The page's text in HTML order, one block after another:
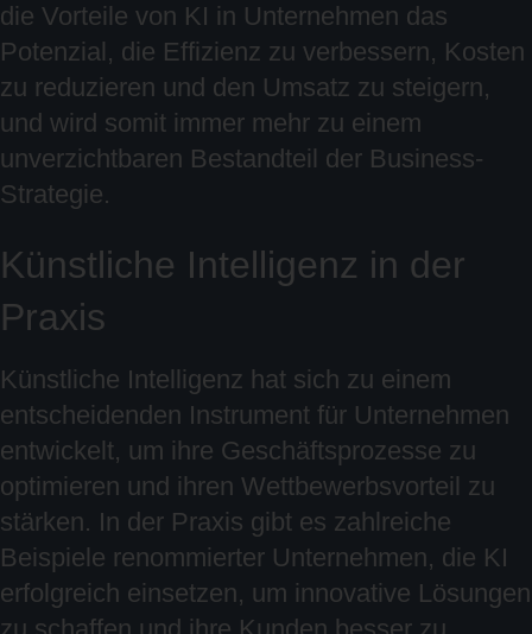
die Vorteile von KI in Unternehmen das
Potenzial, die Effizienz zu verbessern, Kosten
zu reduzieren und den Umsatz zu steigern,
und wird somit immer mehr zu einem
unverzichtbaren Bestandteil der Business-
Strategie.
Künstliche Intelligenz in der
Praxis
Künstliche Intelligenz hat sich zu einem
entscheidenden Instrument für Unternehmen
entwickelt, um ihre Geschäftsprozesse zu
optimieren und ihren Wettbewerbsvorteil zu
stärken. In der Praxis gibt es zahlreiche
Beispiele renommierter Unternehmen, die KI
erfolgreich einsetzen, um innovative Lösungen